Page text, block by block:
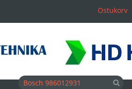
Ostukorv